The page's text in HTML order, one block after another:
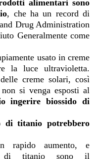
alimentari sono
, che ha un record di
Drug Administration
Generalmente come
usato in creme
la luce ultravioletta.
creme solari, così
si venga esposti al
ingerire biossido di
di titanio potrebbero
rapido aumento, e
di titanio sono il